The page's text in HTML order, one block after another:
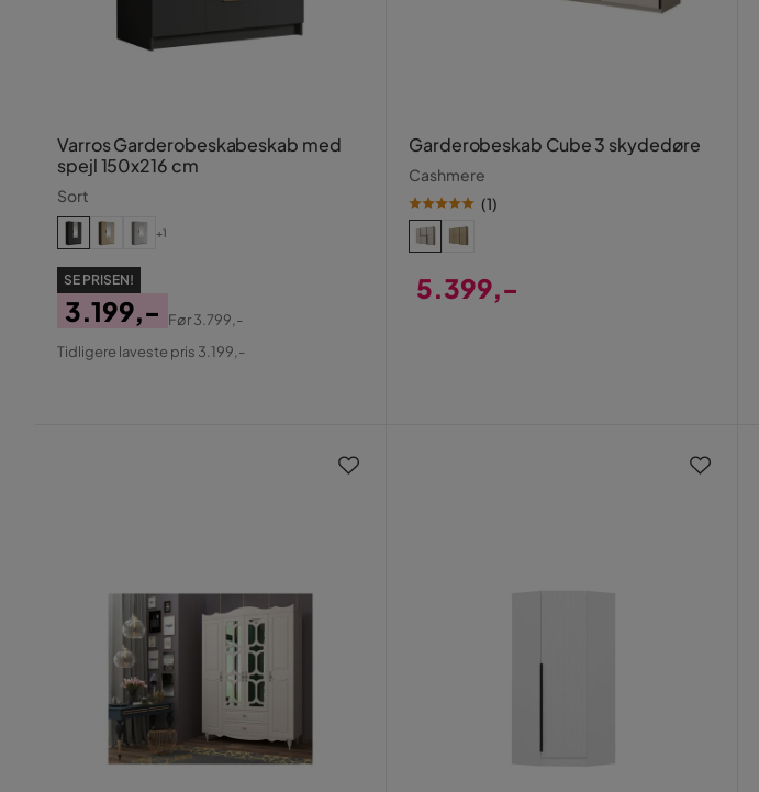
Varros Garderobeskabeskab med
spejl 150x216 cm
Sort
+1
SE PRISEN!
Pris
3.199,-
Original
Før3.799,-
Tidligere laveste pris 3.199,-
Garderobeskab Cube 3 skydedøre
Cashmere
(1)
5.399,-